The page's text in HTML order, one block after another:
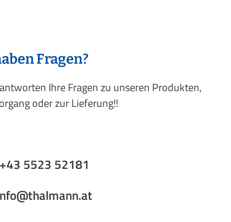
Fragen?
Ihre Fragen zu unseren Produkten,
oder zur Lieferung!!
+43 5523 52181